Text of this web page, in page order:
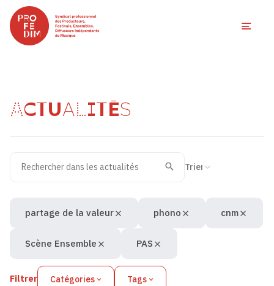
ACTUALITÉS
Recherche
Valider
Filtrer Catégories Tags
partage de la valeur phono cnm
Scène Ensemble PAS